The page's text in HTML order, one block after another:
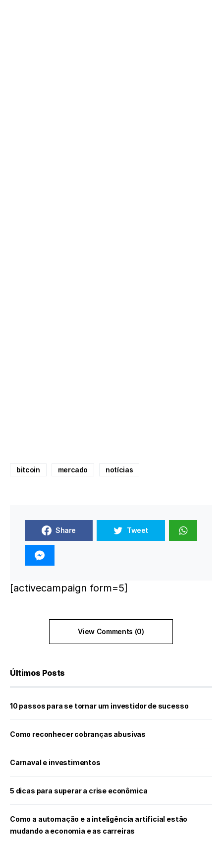
bitcoin mercado notícias
Share Tweet
[activecampaign form=5]
View Comments (0)
Últimos Posts
10 passos para se tornar um investidor de sucesso
Como reconhecer cobranças abusivas
Carnaval e investimentos
5 dicas para superar a crise econômica
Como a automação e a inteligência artificial estão
mudando a economia e as carreiras